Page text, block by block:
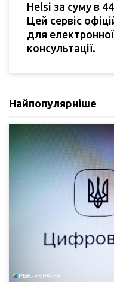
Helsi за суму в
Цей сервіс
для електронної
консультації.
Найпопулярніше